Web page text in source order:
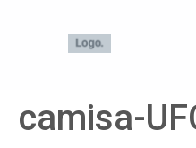
camisa-